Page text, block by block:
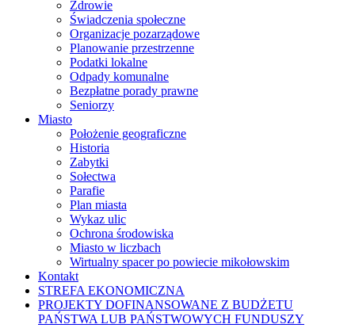
Zdrowie
Świadczenia społeczne
Organizacje pozarządowe
Planowanie przestrzenne
Podatki lokalne
Odpady komunalne
Bezpłatne porady prawne
Seniorzy
Miasto
Położenie geograficzne
Historia
Zabytki
Sołectwa
Parafie
Plan miasta
Wykaz ulic
Ochrona środowiska
Miasto w liczbach
Wirtualny spacer po powiecie mikołowskim
Kontakt
STREFA EKONOMICZNA
PROJEKTY DOFINANSOWANE Z BUDŻETU
PAŃSTWA LUB PAŃSTWOWYCH FUNDUSZY